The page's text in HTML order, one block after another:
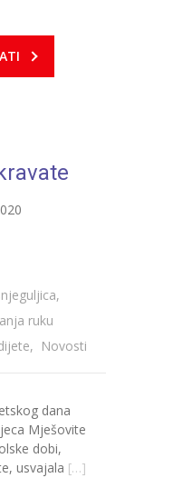
II dio B
,
ruku
, Novosti
dana
Mješovite
dobi,
usvajala […]